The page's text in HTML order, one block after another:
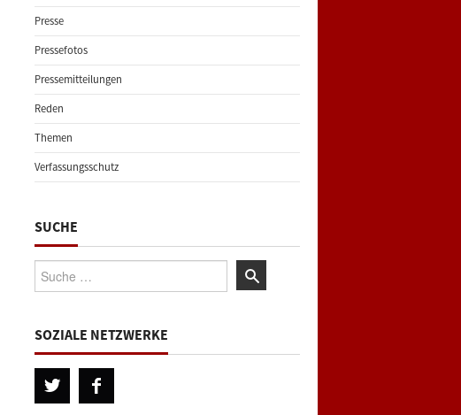
Presse
Pressefotos
Pressemitteilungen
Reden
Themen
Verfassungsschutz
SUCHE
Suche:
SOZIALE NETZWERKE